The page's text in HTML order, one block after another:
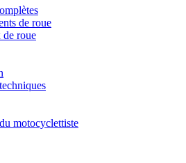
de roue
roue
motocyclettiste